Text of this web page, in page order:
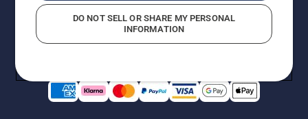
moms) om inte produkten är tillgänglig för direkt köp.
CookiepolicyAnvändningsvillkor Sekretessmeddelande
Företagsinformation
DO NOT SELL OR SHARE MY PERSONAL
INFORMATION